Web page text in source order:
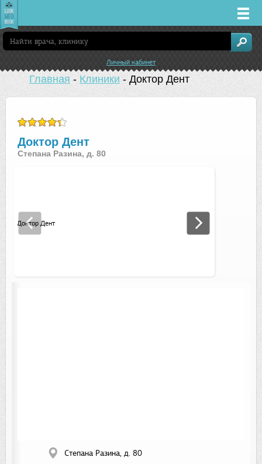
Врачи
Клиники
Лекарства
Екатеринбург
Личный кабинет
Главная-Клиники-Доктор Дент
Доктор Дент
Степана Разина, д. 80
Степана Разина, д. 80